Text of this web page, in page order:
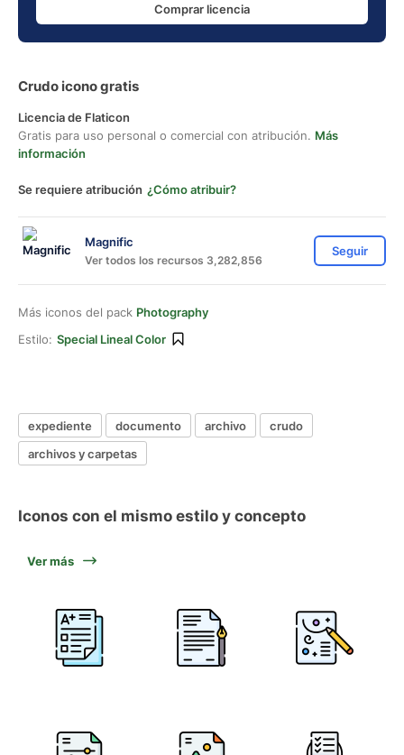
Comprar licencia
Crudo icono gratis
Licencia de Flaticon
Gratis para uso personal o comercial con atribución. Más
información
Se requiere atribución ¿Cómo atribuir?
Magnific
Ver todos los recursos 3,282,856
Seguir
Más iconos del pack Photography
Estilo: Special Lineal Color
expediente documento archivo
crudo
archivos y carpetas
Iconos con el mismo estilo y concepto
Ver más